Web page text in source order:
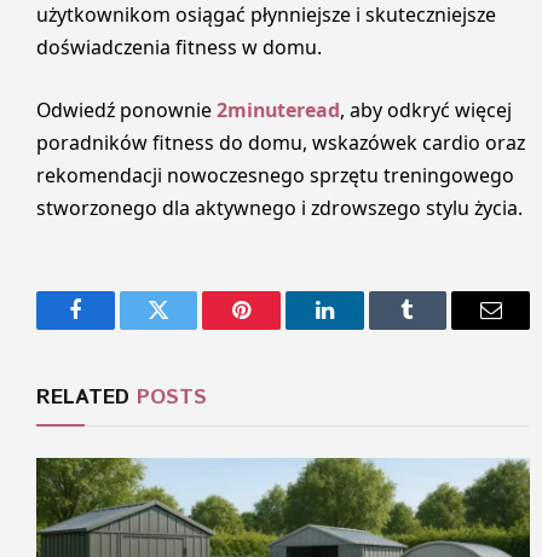
użytkownikom osiągać płynniejsze i skuteczniejsze
doświadczenia fitness w domu.
Odwiedź ponownie2minuteread, aby odkryć więcej
poradników fitness do domu, wskazówek cardio oraz
rekomendacji nowoczesnego sprzętu treningowego
stworzonego dla aktywnego i zdrowszego stylu życia.
FacebookTwitter Pinterest LinkedInTumblr Email
RELATED POSTS